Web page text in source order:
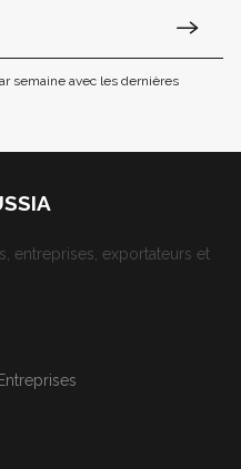
semaine avec les dernières
entreprises, exportateurs et
Entreprises